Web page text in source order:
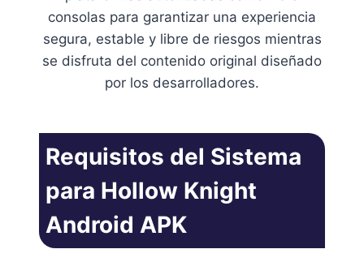
consolas para garantizar una experiencia
segura, estable y libre de riesgos mientras
se disfruta del contenido original diseñado
por los desarrolladores.
Requisitos del Sistema
para Hollow Knight
Android APK